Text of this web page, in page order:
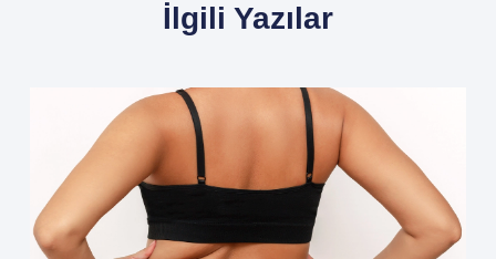
İlgili Yazılar